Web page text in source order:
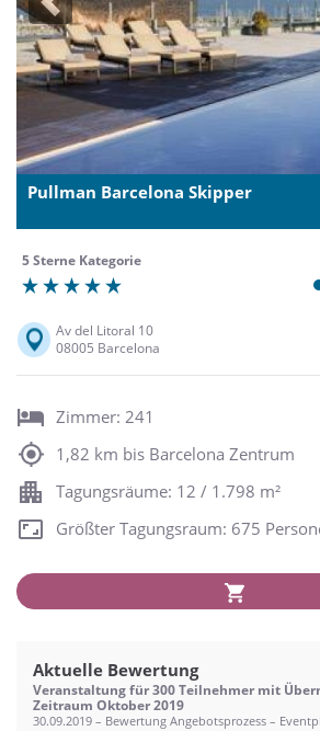
Previous
Pullman Barcelona Skipper
5 Sterne Kategorie
Av del Litoral 10
08005 Barcelona
Zimmer: 241
1,82 km bis Barcelona Zentrum
Tagungsräume: 12 / 1.798 m²
Größter Tagungsraum: 675
Aktuelle Bewertung
Veranstaltung für 300 Teilnehmer mit
Zeitraum Oktober 2019
30.09.2019 – Bewertung Angebotsprozess –